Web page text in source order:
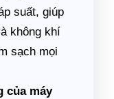
suất, giúp
không khí
sạch mọi
của máy